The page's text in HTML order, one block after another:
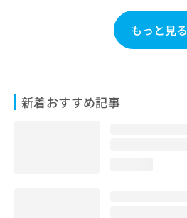
もっと見る
新着おすすめ記事
は
こ